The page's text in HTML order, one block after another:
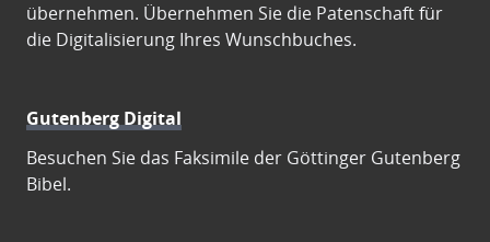
übernehmen. Übernehmen Sie die Patenschaft für
die Digitalisierung Ihres Wunschbuches.
Gutenberg Digital
Besuchen Sie das Faksimile der Göttinger Gutenberg
Bibel.